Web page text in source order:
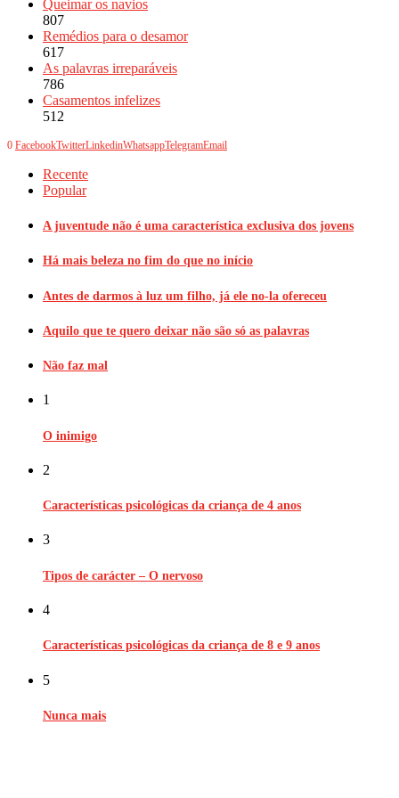
Queimar os navios
807
Remédios para o desamor
617
As palavras irreparáveis
786
Casamentos infelizes
512
0 FacebookTwitterLinkedinWhatsappTelegramEmail
Recente
Popular
A juventude não é uma característica exclusiva dos jovens
Há mais beleza no fim do que no início
Antes de darmos à luz um filho, já ele no-la ofereceu
Aquilo que te quero deixar não são só as palavras
Não faz mal
1
O inimigo
2
Características psicológicas da criança de 4 anos
3
Tipos de carácter – O nervoso
4
Características psicológicas da criança de 8 e 9 anos
5
Nunca mais